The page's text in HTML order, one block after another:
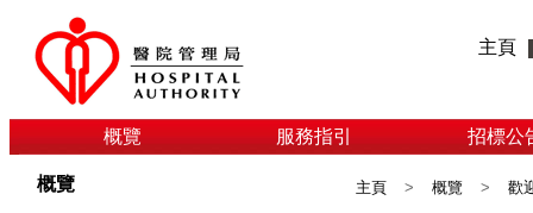
主頁
概覽 服務指引 招標公
概覽 主頁 > 概覽 > 歡